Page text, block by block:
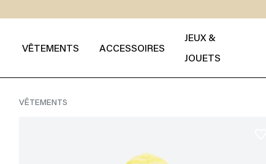
VÊTEMENTS ACCESSOIRES
JEUX &
JOUETS
VÊTEMENTS